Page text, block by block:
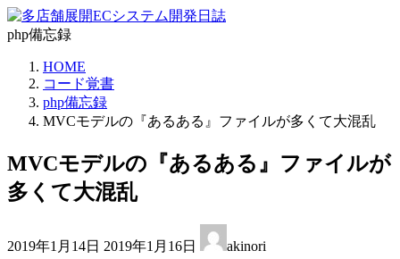
コ
ン
ッ
プ
ナ
ビ
移
動
php備忘録
HOME
コード覚書
php備忘録
MVCモデルの『あるある』ファイルが多くて大混乱
MVCモデルの『あるある』ファイルが
多くて大混乱
2019年1月14日 終
2019年1月16日 akinori